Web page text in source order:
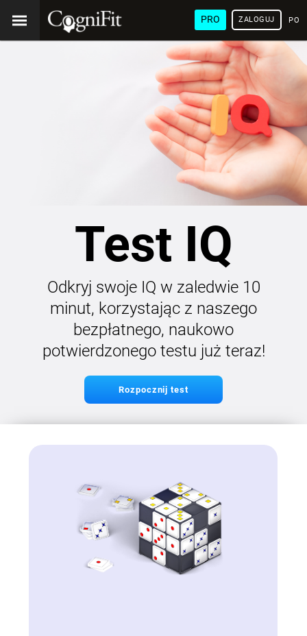
PRO ZALOGUJ
Test IQ
Odkryj swoje IQ w zaledwie 10
minut, korzystając z naszego
bezpłatnego, naukowo
potwierdzonego testu już teraz!
Rozpocznij test